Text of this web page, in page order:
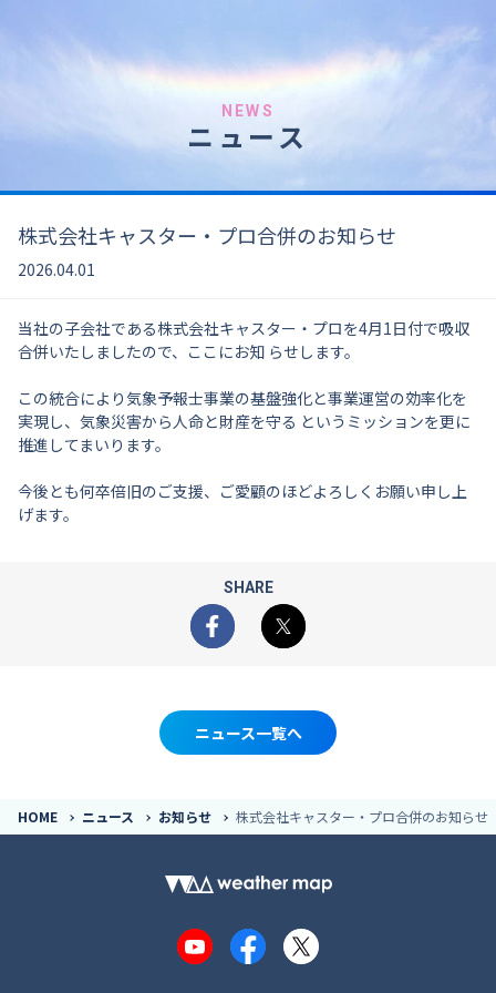
NEWS
ニュース
株式会社キャスター・プロ合併のお知らせ
2026.04.01
当社の子会社である株式会社キャスター・プロを4月1日付で吸収
合併いたしましたので、ここにお知 らせします。
この統合により気象予報士事業の基盤強化と事業運営の効率化を
実現し、気象災害から人命と財産を守る というミッションを更に
推進してまいります。
今後とも何卒倍旧のご支援、ご愛顧のほどよろしくお願い申し上
げます。
SHARE
Facebook
X
ニュース一覧へ
HOME ニュース お知らせ 株式会社キャスター・プロ合併のお知らせ
YouTubeFacebook
X